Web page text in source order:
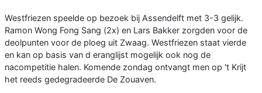
Westfriezen speelde op bezoek bij Assendelft met 3-3 gelijk.
Ramon Wong Fong Sang (2x) en Lars Bakker zorgden voor de
deolpunten voor de ploeg uit Zwaag. Westfriezen staat vierde
en kan op basis van d eranglijst mogelijk ook nog de
nacompetitie halen. Komende zondag ontvangt men op 't Krijt
het reeds gedegradeerde De Zouaven.